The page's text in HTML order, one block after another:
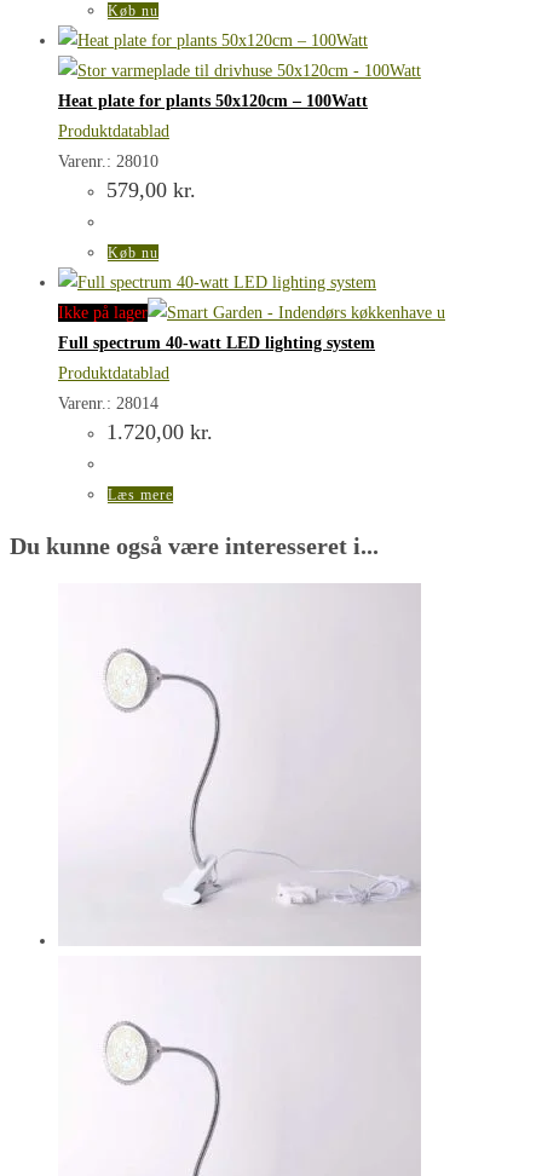
Køb nu
Heat plate for plants 50x120cm – 100Watt
Produktdatablad
Varenr.: 28010
579,00 kr.
Køb nu
Ikke på lager
Full spectrum 40-watt LED lighting system
Produktdatablad
Varenr.: 28014
1.720,00 kr.
Læs mere
Du kunne også være interesseret i...